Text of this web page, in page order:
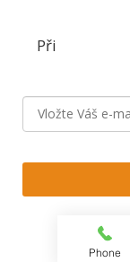
Phone
Přihlaste se